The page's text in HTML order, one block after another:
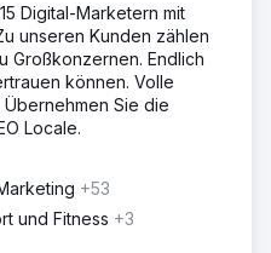
durch gezielte
Kunden zu
und Konversionsraten zu
war der Schlüssel zur
Wir haben die
Benutzererlebnis und die
Unternehmen zu viel
Digital-Marketern mit
unseren Kunden zählen
Großkonzernen. Endlich
können. Volle
Sie die
Locale.
+53
und Fitness +3